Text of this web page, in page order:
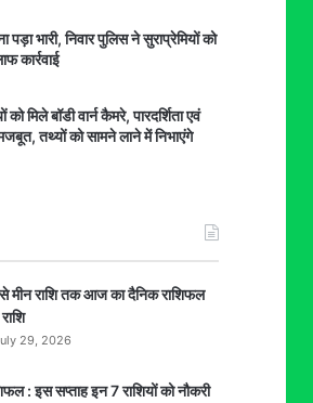
भारी, निवार पुलिस ने सुराप्रेमियों को
कार्रवाई
मिले बॉडी वार्न कैमरे, पारदर्शिता एवं
तथ्यों को सामने लाने में निभाएंगे
मीन राशि तक आज का दैनिक राशिफल
29, 2026
: इस सप्ताह इन 7 राशियों को नौकरी